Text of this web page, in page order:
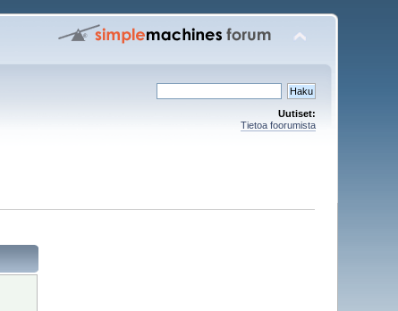
Uutiset:
Tietoa foorumista